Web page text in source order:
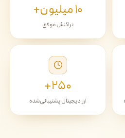
۱۰ میلیون+
تراکنش موفق
۲۵۰+
ارز دیجیتال پشتیبانی‌شده